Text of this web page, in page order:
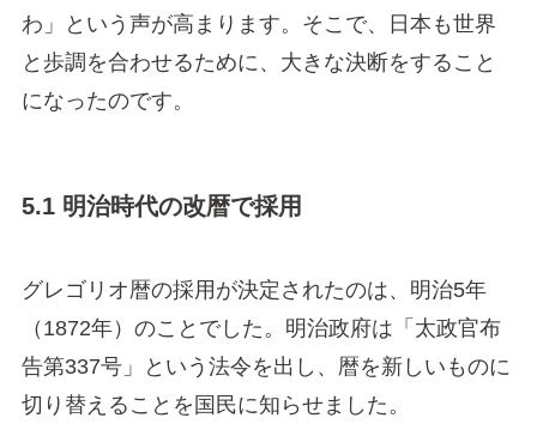
わ」という声が高まります。そこで、日本も世界
と歩調を合わせるために、大きな決断をすること
になったのです。
5.1 明治時代の改暦で採用
グレゴリオ暦の採用が決定されたのは、明治5年
（1872年）のことでした。明治政府は「太政官布
告第337号」という法令を出し、暦を新しいものに
切り替えることを国民に知らせました。